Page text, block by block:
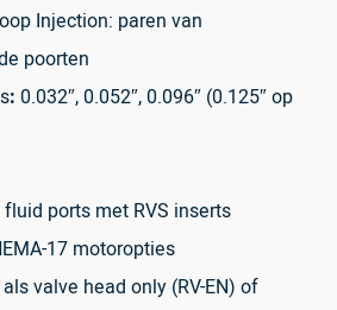
Injection: paren van
poorten
: 0.032″, 0.052″, 0.096″ (0.125″ op
fluid ports met RVS inserts
17 motoropties
valve head only (RV-EN) of